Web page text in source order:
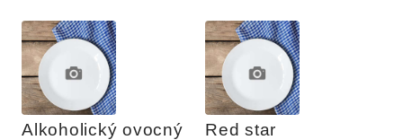
Alkoholický ovocný
Red star